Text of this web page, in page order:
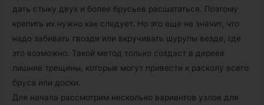
дать стыку двух и более брусьев расшататься. Поэтому
крепить их нужно как следует. Но это еще не значит, что
надо забивать гвозди или вкручивать шурупы везде, где
это возможно. Такой метод только создаст в дереве
лишние трещины, которые могут привести к расколу всего
бруса или доски.
Для начала рассмотрим несколько вариантов узлов для